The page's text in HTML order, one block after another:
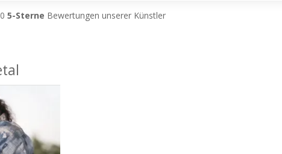
5-Sterne Bewertungen unserer Künstler